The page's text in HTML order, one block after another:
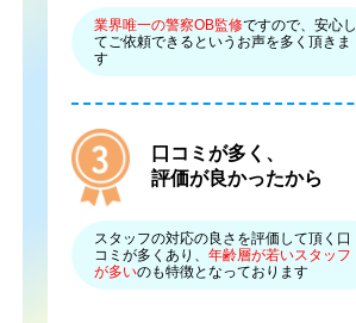
業界唯一の警察OB監修ですので、安心し
てご依頼できるというお声を多く頂きま
す
口コミが多く、
評価が良かったから
スタッフの対応の良さを評価して頂く口
コミが多くあり、 年齢層が若いスタッフ
が多いのも特徴となっております